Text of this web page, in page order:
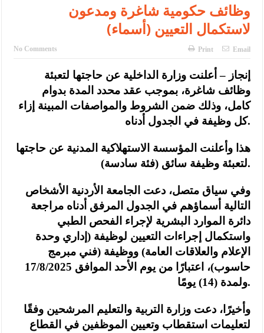
الملك يتلقى اتصالا هاتفيا من العاهل البحريني
القاضي محمود أحمد فريحات.. مبارك ومزيدا من التوفيق
وظائف حكومية شاغرة ومدعون
لاستكمال التعيين (أسماء)
No Comments Print Email
إنجاز – أعلنت وزارة الداخلية عن حاجتها لتعبئة
وظائف شاغرة، بموجب عقد محدد المدة بدوام
كامل، وذلك ضمن الشروط والمواصفات المبينة إزاء
كل وظيفة في الجدول أدناه.
هذا وأعلنت المؤسسة الاستهلاكية المدنية عن حاجتها
لتعبئة وظيفة سائق (فئة سادسة).
وفي سياق متصل، دعت الجامعة الأردنية الأشخاص
التالية أسماؤهم في الجدول المرفق أدناه مراجعة
دائرة الموارد البشرية لإجراء الفحص الطبي
واستكمال إجراءات التعيين لوظيفة (إداري وحدة
الإعلام والعلاقات العامة) ووظيفة (فني مبرمج
حاسوب)، اعتبارًا من يوم الأحد الموافق 17/8/2025
ولمدة (14) يومًا.
وأخيرًا، دعت وزارة التربية والتعليم المرشحين وفقًا
لتعليمات استقطاب وتعيين الموظفين في القطاع